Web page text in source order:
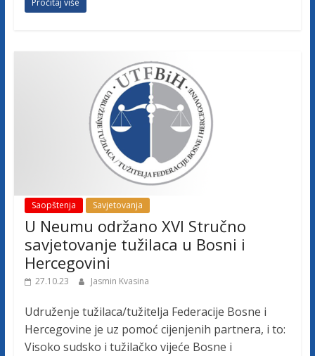
Pročitaj više
Saopštenja Savjetovanja
U Neumu održano XVI Stručno
savjetovanje tužilaca u Bosni i
Hercegovini
27.10.23 Jasmin Kvasina
Udruženje tužilaca/tužitelja Federacije Bosne i
Hercegovine je uz pomoć cijenjenih partnera, i to:
Visoko sudsko i tužilačko vijeće Bosne i